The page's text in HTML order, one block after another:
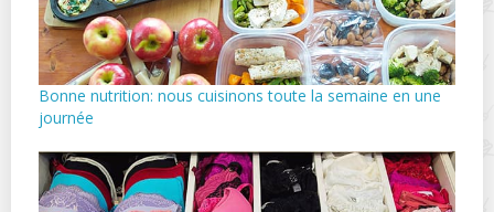
Bonne nutrition: nous cuisinons toute la semaine en une
journée